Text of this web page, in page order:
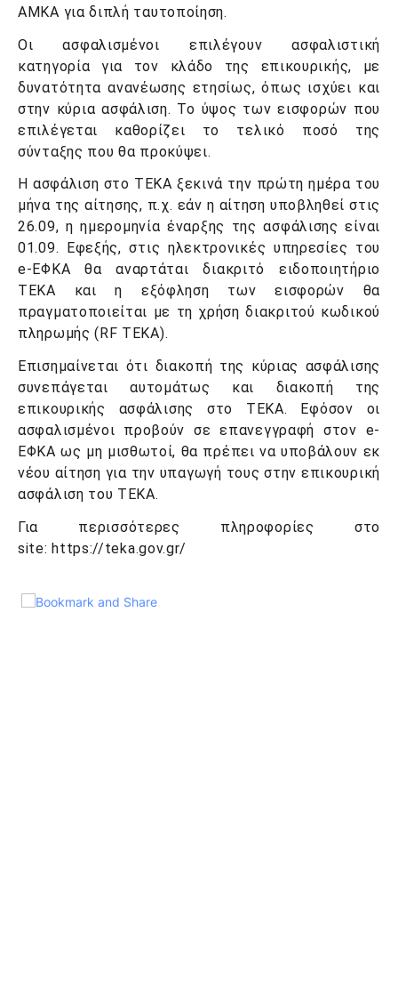
ΑΜΚΑ για διπλή ταυτοποίηση.
Οι ασφαλισμένοι επιλέγουν ασφαλιστική
κατηγορία για τον κλάδο της επικουρικής, με
δυνατότητα ανανέωσης ετησίως, όπως ισχύει και
στην κύρια ασφάλιση. Το ύψος των εισφορών που
επιλέγεται καθορίζει το τελικό ποσό της
σύνταξης που θα προκύψει.
Η ασφάλιση στο ΤΕΚΑ ξεκινά την πρώτη ημέρα του
μήνα της αίτησης, π.χ. εάν η αίτηση υποβληθεί στις
26.09, η ημερομηνία έναρξης της ασφάλισης είναι
01.09. Εφεξής, στις ηλεκτρονικές υπηρεσίες του
e-ΕΦΚΑ θα αναρτάται διακριτό ειδοποιητήριο
ΤΕΚΑ και η εξόφληση των εισφορών θα
πραγματοποιείται με τη χρήση διακριτού κωδικού
πληρωμής (RF TEKA).
Επισημαίνεται ότι διακοπή της κύριας ασφάλισης
συνεπάγεται αυτομάτως και διακοπή της
επικουρικής ασφάλισης στο ΤΕΚΑ. Εφόσον οι
ασφαλισμένοι προβούν σε επανεγγραφή στον e-
ΕΦΚΑ ως μη μισθωτοί, θα πρέπει να υποβάλουν εκ
νέου αίτηση για την υπαγωγή τους στην επικουρική
ασφάλιση του ΤΕΚΑ.
Για περισσότερες πληροφορίες στο
site: https://teka.gov.gr/